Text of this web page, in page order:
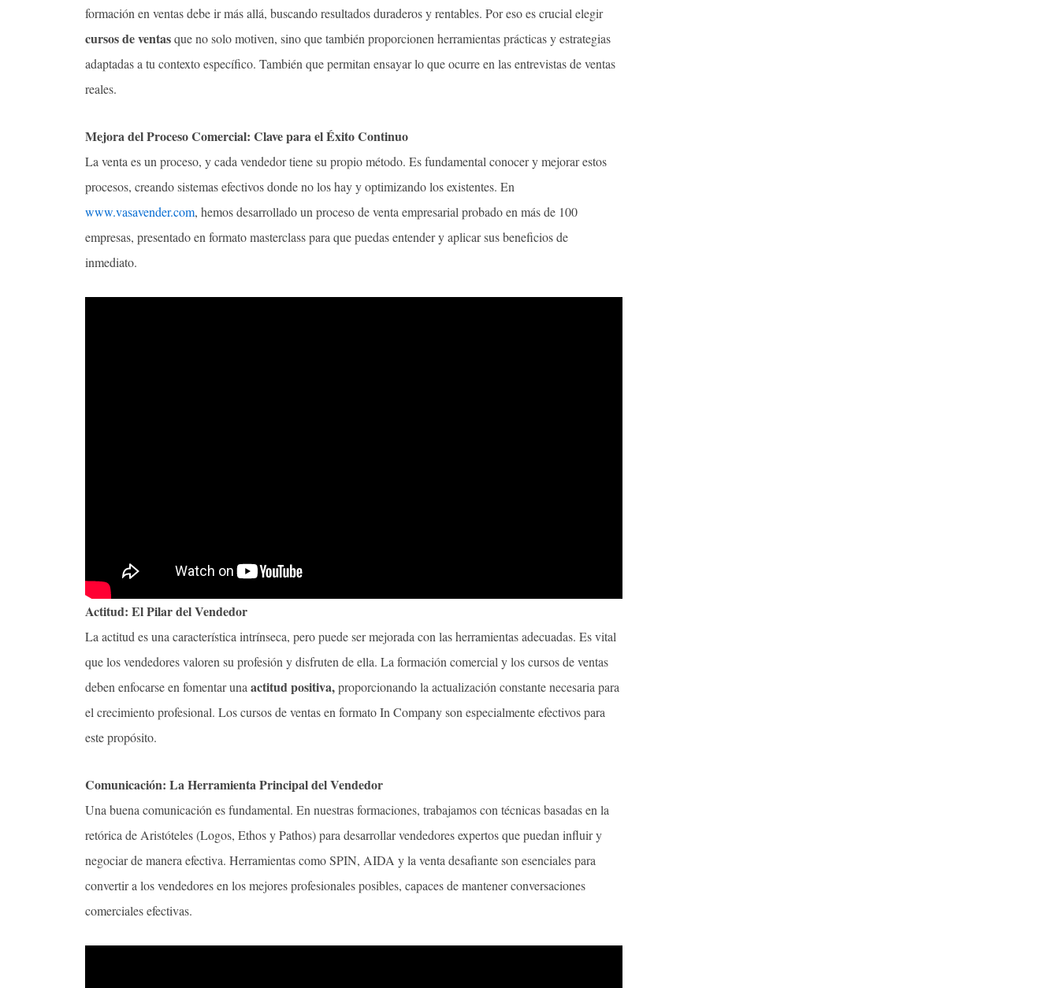
formación en ventas debe ir más allá, buscando resultados duraderos y rentables. Por eso es crucial elegir
cursos de ventasque no solo motiven, sino que también proporcionen herramientas prácticas y estrategias
adaptadas a tu contexto específico. También que permitan ensayar lo que ocurre en las entrevistas de ventas
reales.
Mejora del Proceso Comercial: Clave para el Éxito Continuo
La venta es un proceso, y cada vendedor tiene su propio método. Es fundamental conocer y mejorar estos
procesos, creando sistemas efectivos donde no los hay y optimizando los existentes. En
www.vasavender.com, hemos desarrollado un proceso de venta empresarial probado en más de 100
empresas, presentado en formato masterclass para que puedas entender y aplicar sus beneficios de
inmediato.
Actitud: El Pilar del Vendedor
La actitud es una característica intrínseca, pero puede ser mejorada con las herramientas adecuadas. Es vital
que los vendedores valoren su profesión y disfruten de ella. La formación comercial y los cursos de ventas
deben enfocarse en fomentar unaactitud positiva,proporcionando la actualización constante necesaria para
el crecimiento profesional. Los cursos de ventas en formato In Company son especialmente efectivos para
este propósito.
Comunicación: La Herramienta Principal del Vendedor
Una buena comunicación es fundamental. En nuestras formaciones, trabajamos con técnicas basadas en la
retórica de Aristóteles (Logos, Ethos y Pathos) para desarrollar vendedores expertos que puedan influir y
negociar de manera efectiva. Herramientas como SPIN, AIDA y la venta desafiante son esenciales para
convertir a los vendedores en los mejores profesionales posibles, capaces de mantener conversaciones
comerciales efectivas.